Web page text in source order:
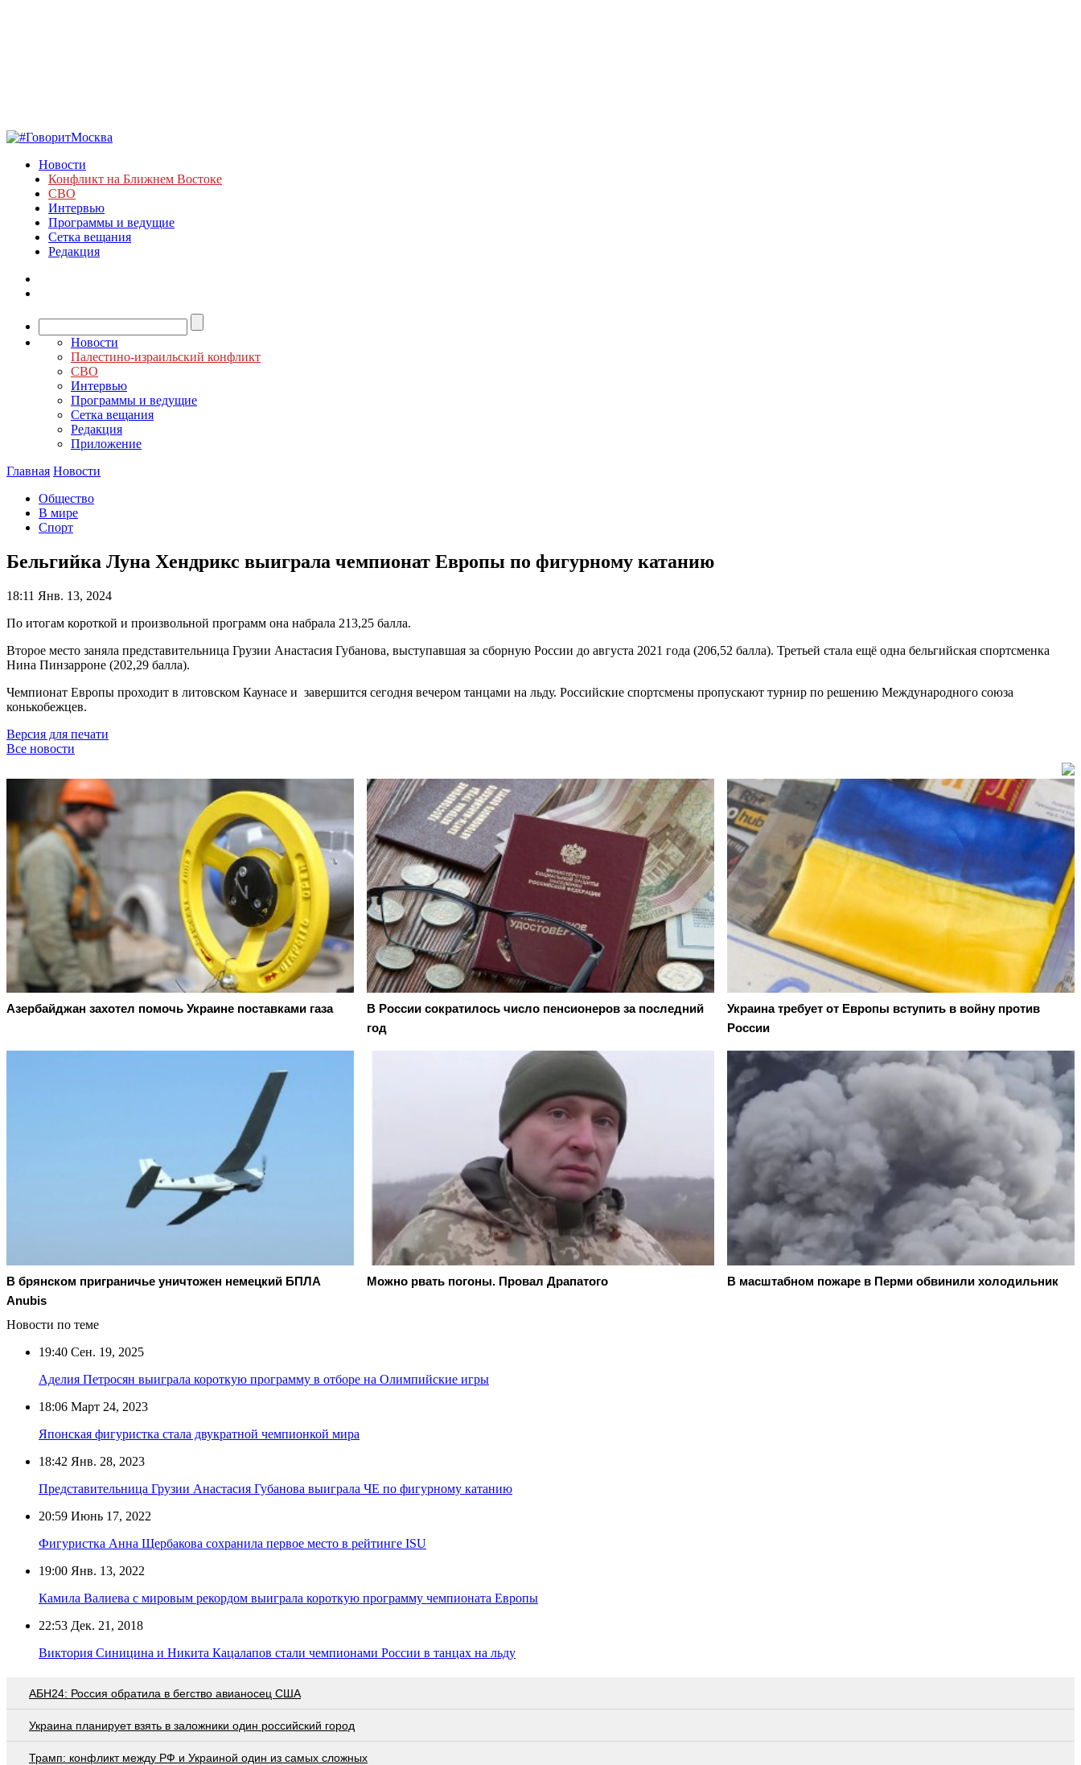
Новости
Конфликт на Ближнем Востоке
СВО
Интервью
Программы и ведущие
Сетка вещания
Редакция
Новости
Палестино-израильский конфликт
СВО
Интервью
Программы и ведущие
Сетка вещания
Редакция
Приложение
Главная Новости
Общество
В мире
Спорт
Бельгийка Луна Хендрикс выиграла чемпионат Европы по фигурному катанию
18:11 Янв. 13, 2024
По итогам короткой и произвольной программ она набрала 213,25 балла.
Второе место заняла представительница Грузии Анастасия Губанова, выступавшая за сборную России до августа 2021 года (206,52 балла). Третьей стала ещё одна бельгийская спортсменка
Нина Пинзарроне (202,29 балла).
Чемпионат Европы проходит в литовском Каунасе и завершится сегодня вечером танцами на льду. Российские спортсмены пропускают турнир по решению Международного союза
конькобежцев.
Версия для печати
Все новости
Азербайджан захотел помочь Украине поставками газа
В России сократилось число пенсионеров за последний
год
Украина требует от Европы вступить в войну против
России
В брянском приграничье уничтожен немецкий БПЛА
Anubis
Можно рвать погоны. Провал Драпатого В масштабном пожаре в Перми обвинили холодильник
Новости по теме
19:40 Сен. 19, 2025
Аделия Петросян выиграла короткую программу в отборе на Олимпийские игры
18:06 Март 24, 2023
Японская фигуристка стала двукратной чемпионкой мира
18:42 Янв. 28, 2023
Представительница Грузии Анастасия Губанова выиграла ЧЕ по фигурному катанию
20:59 Июнь 17, 2022
Фигуристка Анна Щербакова сохранила первое место в рейтинге ISU
19:00 Янв. 13, 2022
Камила Валиева с мировым рекордом выиграла короткую программу чемпионата Европы
22:53 Дек. 21, 2018
Виктория Синицина и Никита Кацалапов стали чемпионами России в танцах на льду
АБН24: Россия обратила в бегство авианосец США
Украина планирует взять в заложники один российский город
Трамп: конфликт между РФ и Украиной один из самых сложных